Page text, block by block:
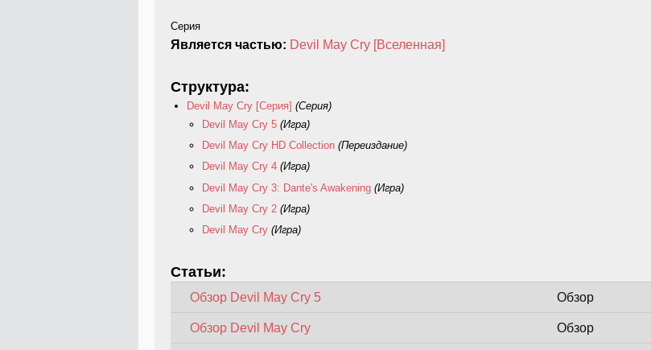
Серия
Является частью: Devil May Cry [Вселенная]
Структура:
Devil May Cry [Серия] (Серия)
Devil May Cry 5 (Игра)
Devil May Cry HD Collection (Переиздание)
Devil May Cry 4 (Игра)
Devil May Cry 3: Dante's Awakening (Игра)
Devil May Cry 2 (Игра)
Devil May Cry (Игра)
Статьи:
Обзор Devil May Cry 5 Обзор
Обзор Devil May Cry Обзор